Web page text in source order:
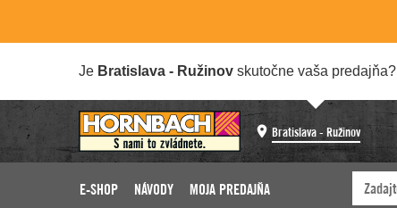
Je Bratislava - Ružinov skutočne vaša predajňa?
Bratislava - Ružinov
E-SHOP NÁVODY MOJA PREDAJŇA